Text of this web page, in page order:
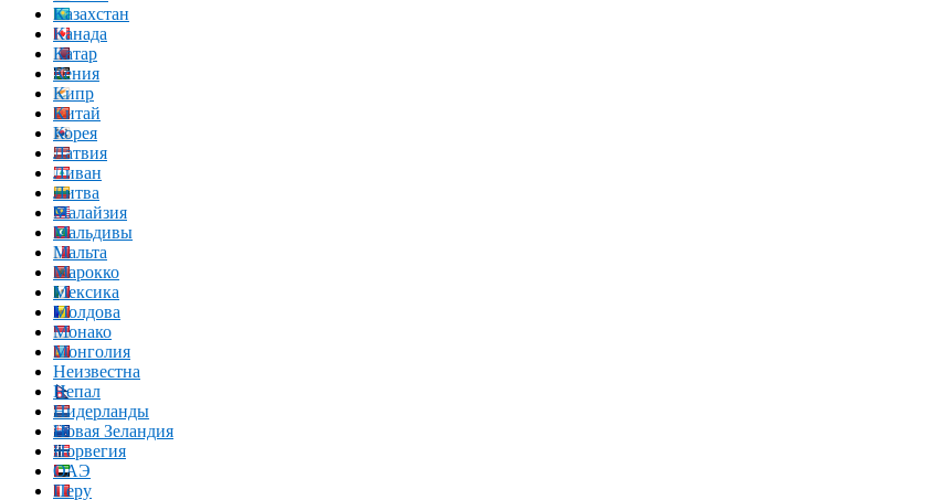
Казахстан
Канада
Катар
Кения
Кипр
Китай
Корея
Латвия
Ливан
Литва
Малайзия
Мальдивы
Мальта
Марокко
Мексика
Молдова
Монако
Монголия
Неизвестна
Непал
Нидерланды
Новая Зеландия
Норвегия
ОАЭ
Перу